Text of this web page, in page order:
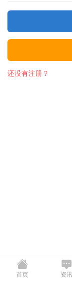
还没有注册？
首页 资讯